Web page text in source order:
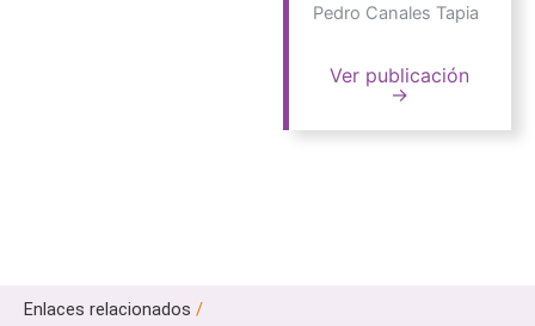
Pedro Canales Tapia
Ver publicación
→
Enlaces relacionados /